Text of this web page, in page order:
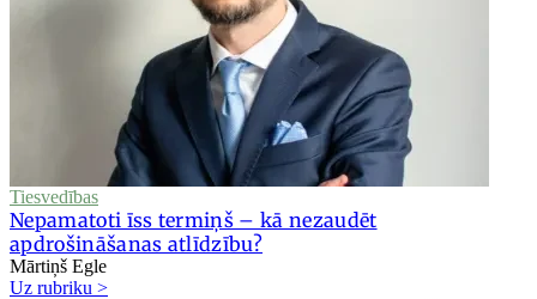
Tiesvedības
Nepamatoti īss termiņš – kā nezaudēt
apdrošināšanas atlīdzību?
Mārtiņš Egle
Uz rubriku >